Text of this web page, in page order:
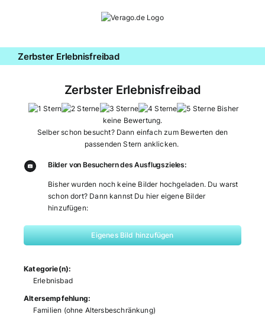
Zerbster Erlebnisfreibad
Zerbster Erlebnisfreibad
Bisher
keine Bewertung.
Selber schon besucht? Dann einfach zum Bewerten den
passenden Stern anklicken.
Bilder von Besuchern des Ausflugszieles:
Bisher wurden noch keine Bilder hochgeladen. Du warst
schon dort? Dann kannst Du hier eigene Bilder
hinzufügen:
Eigenes Bild hinzufügen
Kategorie(n):
Erlebnisbad
Altersempfehlung:
Familien (ohne Altersbeschränkung)